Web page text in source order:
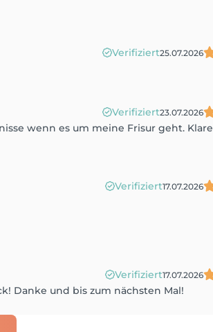
Verifiziert25.07.2026
Verifiziert23.07.2026
wenn es um meine Frisur geht. Klare
Verifiziert17.07.2026
Verifiziert17.07.2026
Danke und bis zum nächsten Mal!